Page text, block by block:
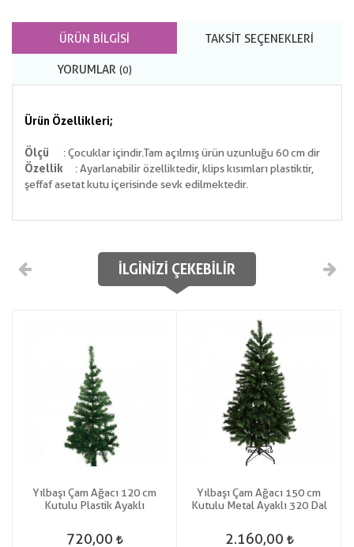
ÜRÜN BILGISI TAKSIT SEÇENEKLERI
YORUMLAR (0)
Ürün Özellikleri;
Ölçü
: Çocuklar içindir.Tam açılmış ürün uzunluğu 60 cm dir
Özellik : Ayarlanabilir özelliktedir, klips kısımları plastiktir,
şeffaf asetat kutu içerisinde sevk edilmektedir.
İLGINIZI ÇEKEBILIR
Yılbaşı Çam Ağacı 120 cm
Kutulu Plastik Ayaklı
720,00
Yılbaşı Çam Ağacı 150 cm
Kutulu Metal Ayaklı 320 Dal
2.160,00